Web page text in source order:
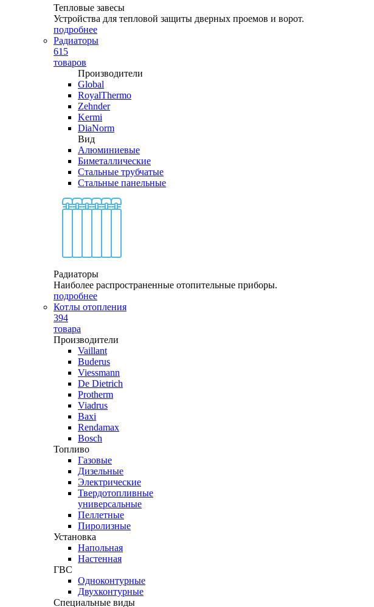
Тепловые завесы
Устройства для тепловой защиты дверных проемов и ворот.
подробнее
Радиаторы
615
товаров
Производители
Global
RoyalThermo
Zehnder
Kermi
DiaNorm
Вид
Алюминиевые
Биметаллические
Стальные трубчатые
Стальные панельные
Радиаторы
Наиболее распространенные отопительные приборы.
подробнее
Котлы отопления
394
товара
Производители
Vaillant
Buderus
Viessmann
De Dietrich
Protherm
Viadrus
Baxi
Rendamax
Bosch
Топливо
Газовые
Дизельные
Электрические
Твердотопливные
универсальные
Пеллетные
Пиролизные
Установка
Напольная
Настенная
ГВС
Одноконтурные
Двухконтурные
Специальные виды